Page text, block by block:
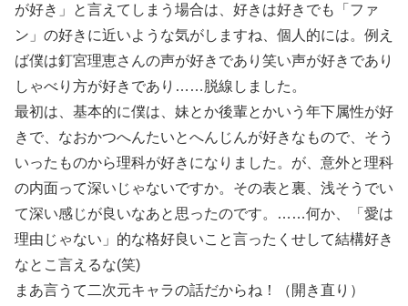
が好き」と言えてしまう場合は、好きは好きでも「ファ
ン」の好きに近いような気がしますね、個人的には。例え
ば僕は釘宮理恵さんの声が好きであり笑い声が好きであり
しゃべり方が好きであり……脱線しました。
最初は、基本的に僕は、妹とか後輩とかいう年下属性が好
きで、なおかつへんたいとへんじんが好きなもので、そう
いったものから理科が好きになりました。が、意外と理科
の内面って深いじゃないですか。その表と裏、浅そうでい
て深い感じが良いなあと思ったのです。……何か、「愛は
理由じゃない」的な格好良いこと言ったくせして結構好き
なとこ言えるな(笑)
まあ言うて二次元キャラの話だからね！（開き直り）